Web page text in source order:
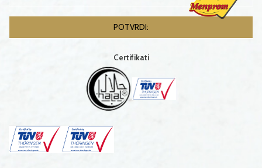
Certifikati